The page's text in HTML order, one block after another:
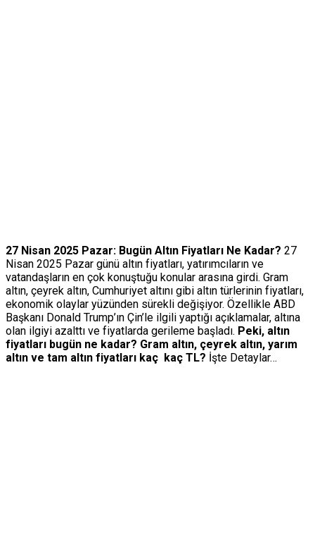
27 Nisan 2025 Pazar: Bugün Altın Fiyatları Ne Kadar? 27
Nisan 2025 Pazar günü altın fiyatları, yatırımcıların ve
vatandaşların en çok konuştuğu konular arasına girdi. Gram
altın, çeyrek altın, Cumhuriyet altını gibi altın türlerinin fiyatları,
ekonomik olaylar yüzünden sürekli değişiyor. Özellikle ABD
Başkanı Donald Trump’ın Çin’le ilgili yaptığı açıklamalar, altına
olan ilgiyi azalttı ve fiyatlarda gerileme başladı. Peki, altın
fiyatları bugün ne kadar? Gram altın, çeyrek altın, yarım
altın ve tam altın fiyatları kaç kaç TL? İşte Detaylar…